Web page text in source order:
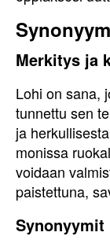
Merkitys ja
Lohi on sana,
tunnettu sen
ja
monissa
voidaan
paistettuna,
Synonyymit